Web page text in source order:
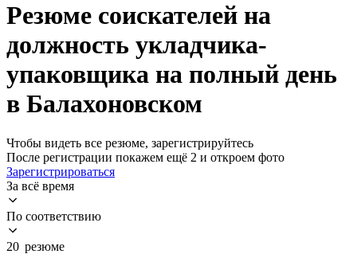
Резюме соискателей на
должность укладчика-
упаковщика на полный день
в Балахоновском
Чтобы видеть все резюме, зарегистрируйтесь
После регистрации покажем ещё 2 и откроем фото
Зарегистрироваться
За всё время
По соответствию
20 резюме